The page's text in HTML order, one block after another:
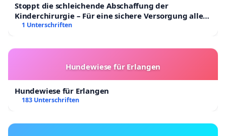
Stoppt die schleichende Abschaffung der
Kinderchirurgie – Für eine sichere Versorgung aller
Kinder in Deutschland
1 Unterschriften
Hundewiese für Erlangen
Hundewiese für Erlangen
183 Unterschriften